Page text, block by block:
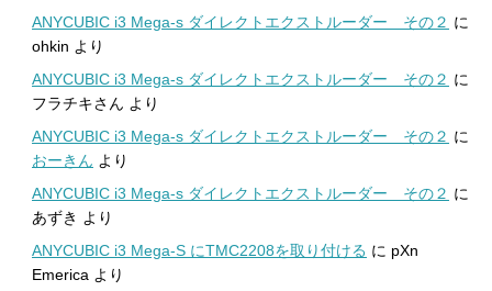
ANYCUBIC i3 Mega-s ダイレクトエクストルーダー その２ に
ohkin より
ANYCUBIC i3 Mega-s ダイレクトエクストルーダー その２ に
フラチキさん より
ANYCUBIC i3 Mega-s ダイレクトエクストルーダー その２ に
おーきん より
ANYCUBIC i3 Mega-s ダイレクトエクストルーダー その２ に
あずき より
ANYCUBIC i3 Mega-S にTMC2208を取り付ける に pXn
Emerica より